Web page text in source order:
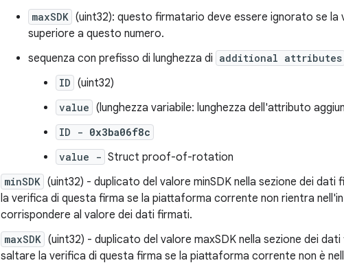
maxSDK (uint32): questo firmatario deve essere ignorato se la
superiore a questo numero.
sequenza con prefisso di lunghezza di additional attributes
ID (uint32)
value (lunghezza variabile: lunghezza dell'attributo
ID - 0x3ba06f8c
value - Struct proof-of-rotation
minSDK (uint32) - duplicato del valore minSDK nella sezione dei
la verifica di questa firma se la piattaforma corrente non rientra
corrispondere al valore dei dati firmati.
maxSDK (uint32) - duplicato del valore maxSDK nella sezione dei
saltare la verifica di questa firma se la piattaforma corrente non è